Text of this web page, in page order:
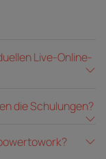
Live-Online-
die Schulungen?